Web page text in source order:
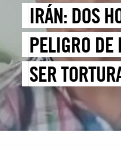
IRÁN: DOS
PELIGRO DE
SER